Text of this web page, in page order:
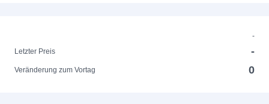
-
Letzter Preis
-
Veränderung zum Vortag 0